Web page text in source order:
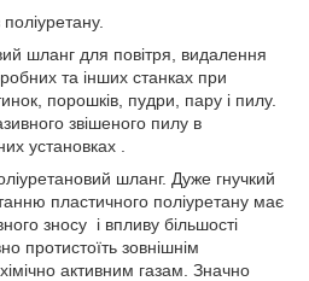
шланг для повітря, видалення
та інших станках при
порошків, пудри, пару і пилу.
звішеного пилу в
установках .
шланг. Дуже гнучкий
пластичного поліуретану має
зносу і впливу більшості
протистоїть зовнішнім
активним газам. Значно